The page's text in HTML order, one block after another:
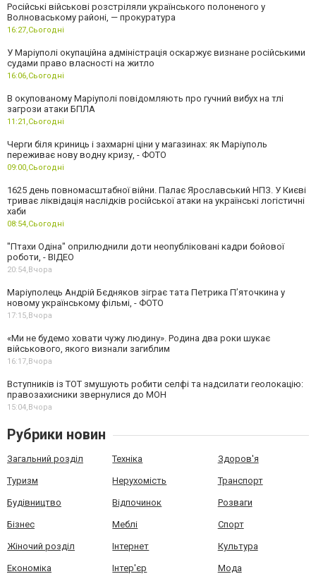
Російські військові розстріляли українського полоненого у
Волноваському районі, — прокуратура
16:27,Сьогодні
У Маріуполі окупаційна адміністрація оскаржує визнане російськими
судами право власності на житло
16:06,Сьогодні
В окупованому Маріуполі повідомляють про гучний вибух на тлі
загрози атаки БПЛА
11:21,Сьогодні
Черги біля криниць і захмарні ціни у магазинах: як Маріуполь
переживає нову водну кризу, - ФОТО
09:00,Сьогодні
1625 день повномасштабної війни. Палає Ярославський НПЗ. У Києві
триває ліквідація наслідків російської атаки на українські логістичні
хаби
08:54,Сьогодні
"Птахи Одіна" оприлюднили доти неопубліковані кадри бойової
роботи, - ВІДЕО
20:54,Вчора
Маріуполець Андрій Бєдняков зіграє тата Петрика П’яточкина у
новому українському фільмі, - ФОТО
17:15,Вчора
«Ми не будемо ховати чужу людину». Родина два роки шукає
військового, якого визнали загиблим
16:17,Вчора
Вступників із ТОТ змушують робити селфі та надсилати геолокацію:
правозахисники звернулися до МОН
15:04,Вчора
Рубрики новин
Загальний розділ Техніка Здоров'я
Туризм Нерухомість Транспорт
Будівництво Відпочинок Розваги
Бізнес Меблі Спорт
Жіночий розділ Інтернет Культура
Економіка Інтер'єр Мода